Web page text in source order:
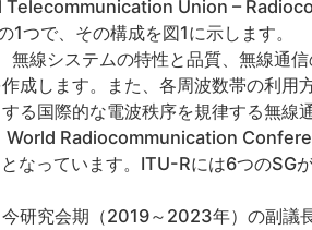
Telecommunication Union –
つで、その構成を図1に示します。
線システムの特性と品質、無線通
成します。また、各周波数帯の利用
る国際的な電波秩序を規律する無線
Radiocommunication
なっています。ITU-Rには6つのSG
研究会期（2019～2023年）の副議